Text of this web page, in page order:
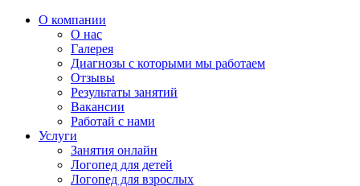
О компании
О нас
Галерея
Диагнозы с которыми мы работаем
Отзывы
Результаты занятий
Вакансии
Работай с нами
Услуги
Занятия онлайн
Логопед для детей
Логопед для взрослых